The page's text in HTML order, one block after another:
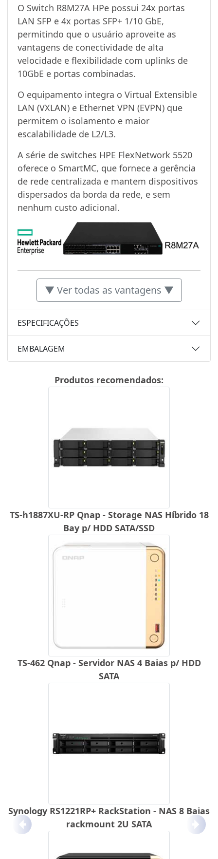
O Switch R8M27A HPe possui 24x portas
LAN SFP e 4x portas SFP+ 1/10 GbE,
permitindo que o usuário aproveite as
vantagens de conectividade de alta
velocidade e flexibilidade com uplinks de
10GbE e portas combinadas.
O equipamento integra o Virtual Extensible
LAN (VXLAN) e Ethernet VPN (EVPN) que
permitem o isolamento e maior
escalabilidade de L2/L3.
A série de switches HPE FlexNetwork 5520
oferece o SmartMC, que fornece a gerência
de rede centralizada e mantem dispositivos
dispersados da borda da rede, e sem
nenhum custo adicional.
▼ Ver todas as vantagens ▼
ESPECIFICAÇÕES
EMBALAGEM
Produtos recomendados:
TS-h1887XU-RP Qnap - Storage NAS Híbrido 18
Bay p/ HDD SATA/SSD
TS-462 Qnap - Servidor NAS 4 Baias p/ HDD
SATA
Synology RS1221RP+ RackStation - NAS 8 Baias
rackmount 2U SATA
Anterior